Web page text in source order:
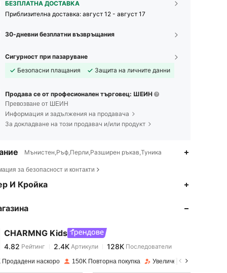
БЕЗПЛАТНА ДОСТАВКА
Приблизителна доставка: август 12 - август 17
30-дневни безплатни възвръщания
Сигурност при пазаруване
Безопасни плащания
Защита на личните данни
Продава се от професионален търговец: ШЕИН
Превозване от ШЕИН
Информация и задължения на продавача
За докладване на този продавач и/или продукт
Мънистен,Ръф,Перли,Разширен ръкав,Туника
за безопасност и контакти
И Кройка
CHARMNG Kids
4.82
4.82 2.4KАртикули
n***nплатенипреди 1 ден
Продадени наскоро 150K Повторна покупка Увеличение на